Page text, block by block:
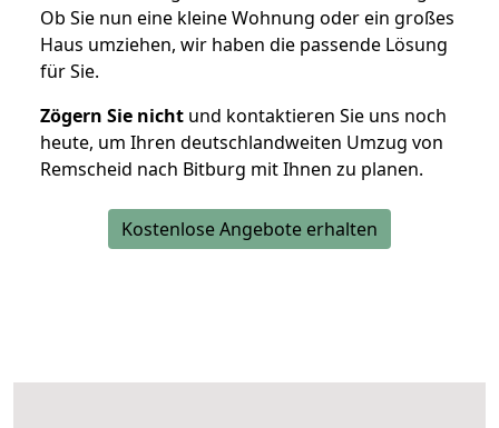
Ob Sie nun eine kleine Wohnung oder ein großes
Haus umziehen, wir haben die passende Lösung
für Sie.
Zögern Sie nicht und kontaktieren Sie uns noch
heute, um Ihren deutschlandweiten Umzug von
Remscheid nach Bitburg mit Ihnen zu planen.
Kostenlose Angebote erhalten